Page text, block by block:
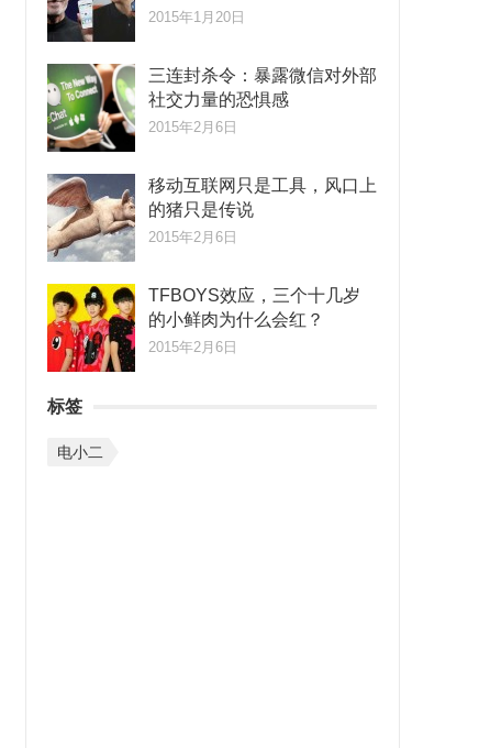
2015年1月20日
三连封杀令：暴露微信对外部
社交力量的恐惧感
2015年2月6日
移动互联网只是工具，风口上
的猪只是传说
2015年2月6日
TFBOYS效应，三个十几岁
的小鲜肉为什么会红？
2015年2月6日
标签
电小二